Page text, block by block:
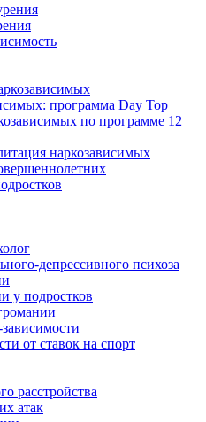
программа Day Top
по программе 12
наркозависимых
депрессивного психоза
у подростков
от ставок на спорт
расстройства
атак